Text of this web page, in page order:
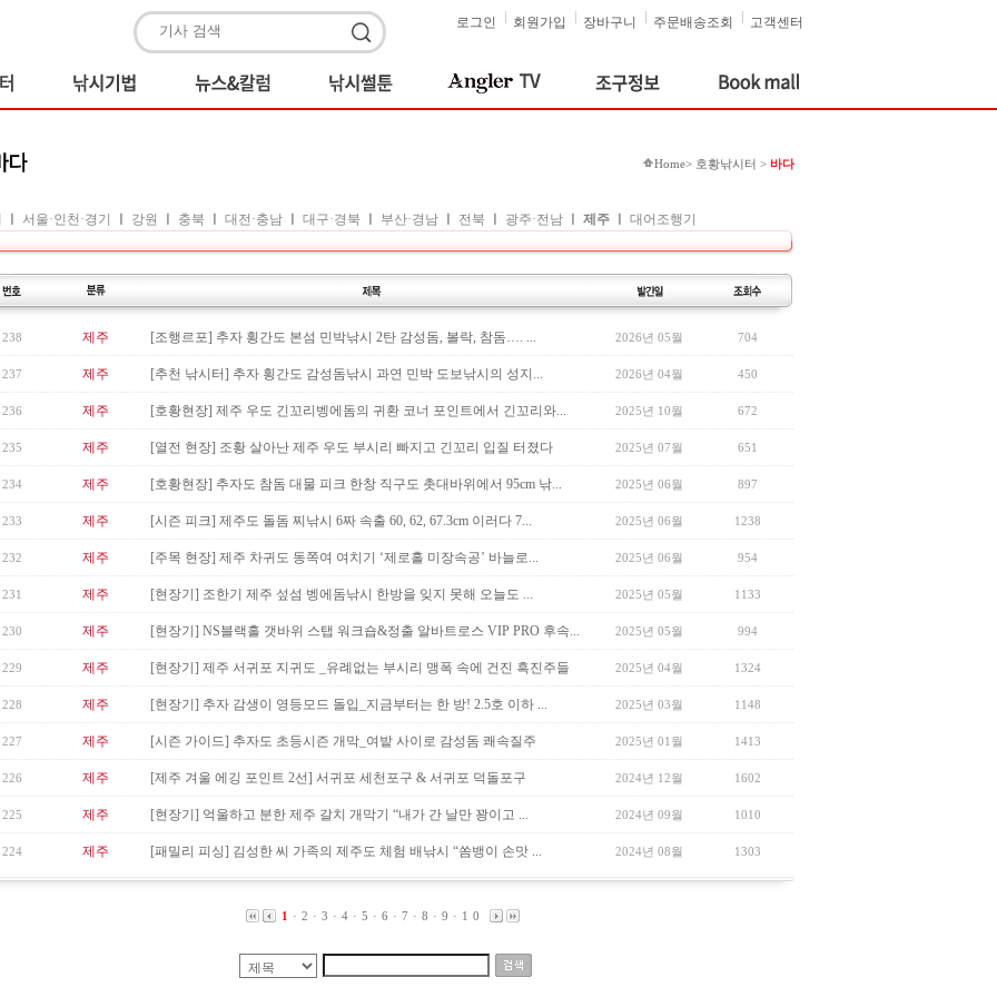
고객센터
주문배송조회
장바구니
회원가입
로그인
Home> 호황낚시터 > 바다
서울·인천·경기 강원 충북 대전·충남 대구·경북 부산·경남 전북 광주·전남 제주 대어조행기
238 제주 [조행르포] 추자 횡간도 본섬 민박낚시 2탄 감성돔, 볼락, 참돔…. ... 2026년 05월 704
237 제주 [추천 낚시터] 추자 횡간도 감성돔낚시 과연 민박 도보낚시의 성지... 2026년 04월 450
236 제주 [호황현장] 제주 우도 긴꼬리벵에돔의 귀환 코너 포인트에서 긴꼬리와... 2025년 10월 672
235 제주 [열전 현장] 조황 살아난 제주 우도 부시리 빠지고 긴꼬리 입질 터졌다 2025년 07월 651
234 제주 [호황현장] 추자도 참돔 대물 피크 한창 직구도 촛대바위에서 95cm 낚... 2025년 06월 897
233 제주 [시즌 피크] 제주도 돌돔 찌낚시 6짜 속출 60, 62, 67.3cm 이러다 7... 2025년 06월 1238
232 제주 [주목 현장] 제주 차귀도 동쪽여 여치기 ‘제로홀 미장속공’ 바늘로... 2025년 06월 954
231 제주 [현장기] 조한기 제주 섶섬 벵에돔낚시 한방을 잊지 못해 오늘도 ... 2025년 05월 1133
230 제주 [현장기] NS블랙홀 갯바위 스탭 워크숍&정출 알바트로스 VIP PRO 후속... 2025년 05월 994
229 제주 [현장기] 제주 서귀포 지귀도 _유례없는 부시리 맹폭 속에 건진 흑진주들 2025년 04월 1324
228 제주 [현장기] 추자 감생이 영등모드 돌입_지금부터는 한 방! 2.5호 이하 ... 2025년 03월 1148
227 제주 [시즌 가이드] 추자도 초등시즌 개막_여밭 사이로 감성돔 쾌속질주 2025년 01월 1413
226 제주 [제주 겨울 에깅 포인트 2선] 서귀포 세천포구 & 서귀포 덕돌포구 2024년 12월 1602
225 제주 [현장기] 억울하고 분한 제주 갈치 개막기 “내가 간 날만 꽝이고 ... 2024년 09월 1010
224 제주 [패밀리 피싱] 김성한 씨 가족의 제주도 체험 배낚시 “쏨뱅이 손맛 ... 2024년 08월 1303
1 · 2 · 3 · 4 · 5 · 6 · 7 · 8 · 9 · 10